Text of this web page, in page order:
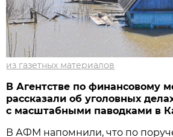
из газетных материалов
В Агентстве по финансовому
рассказали об уголовных
с масштабными паводками в
В АФМ напомнили, что по